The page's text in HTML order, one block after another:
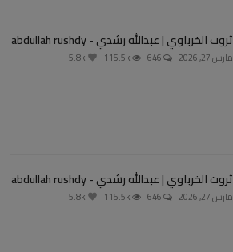
ثروت الخرباوي | عبدالله رشدي - abdullah rushdy
مارس 27, 2026
ثروت الخرباوي | عبدالله رشدي - abdullah rushdy
مارس 27, 2026